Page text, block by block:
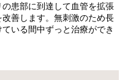
患部に到達して血管を拡張
善します。無刺激のため長
いる間中ずっと治療ができ